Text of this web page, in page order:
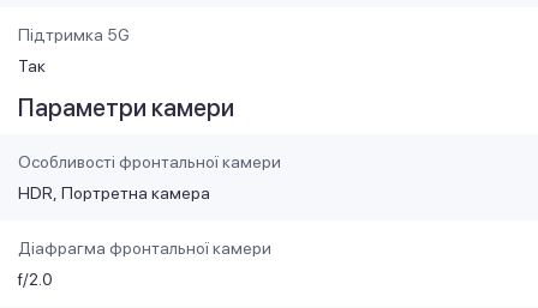
Підтримка 5G
Так
Параметри камери
Особливості фронтальної камери
HDR Портретна камера
Діафрагма фронтальної камери
f/2.0